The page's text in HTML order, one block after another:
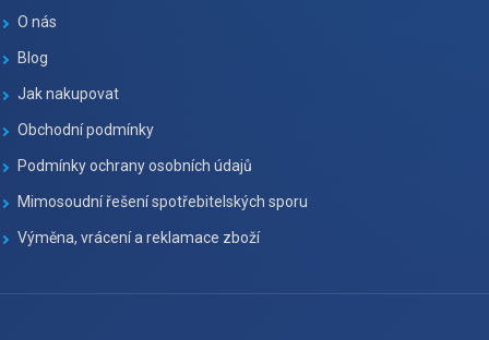
O nás
Blog
Jak nakupovat
Obchodní podmínky
Podmínky ochrany osobních údajů
Mimosoudní řešení spotřebitelských sporu
Výměna, vrácení a reklamace zboží